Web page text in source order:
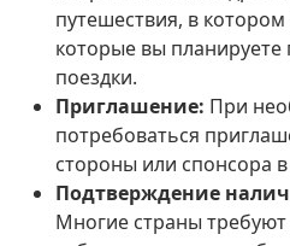
путешествия, в котором
которые вы
поездки.
Приглашение: При
потребоваться
стороны или спонсора
Подтверждение
Многие страны